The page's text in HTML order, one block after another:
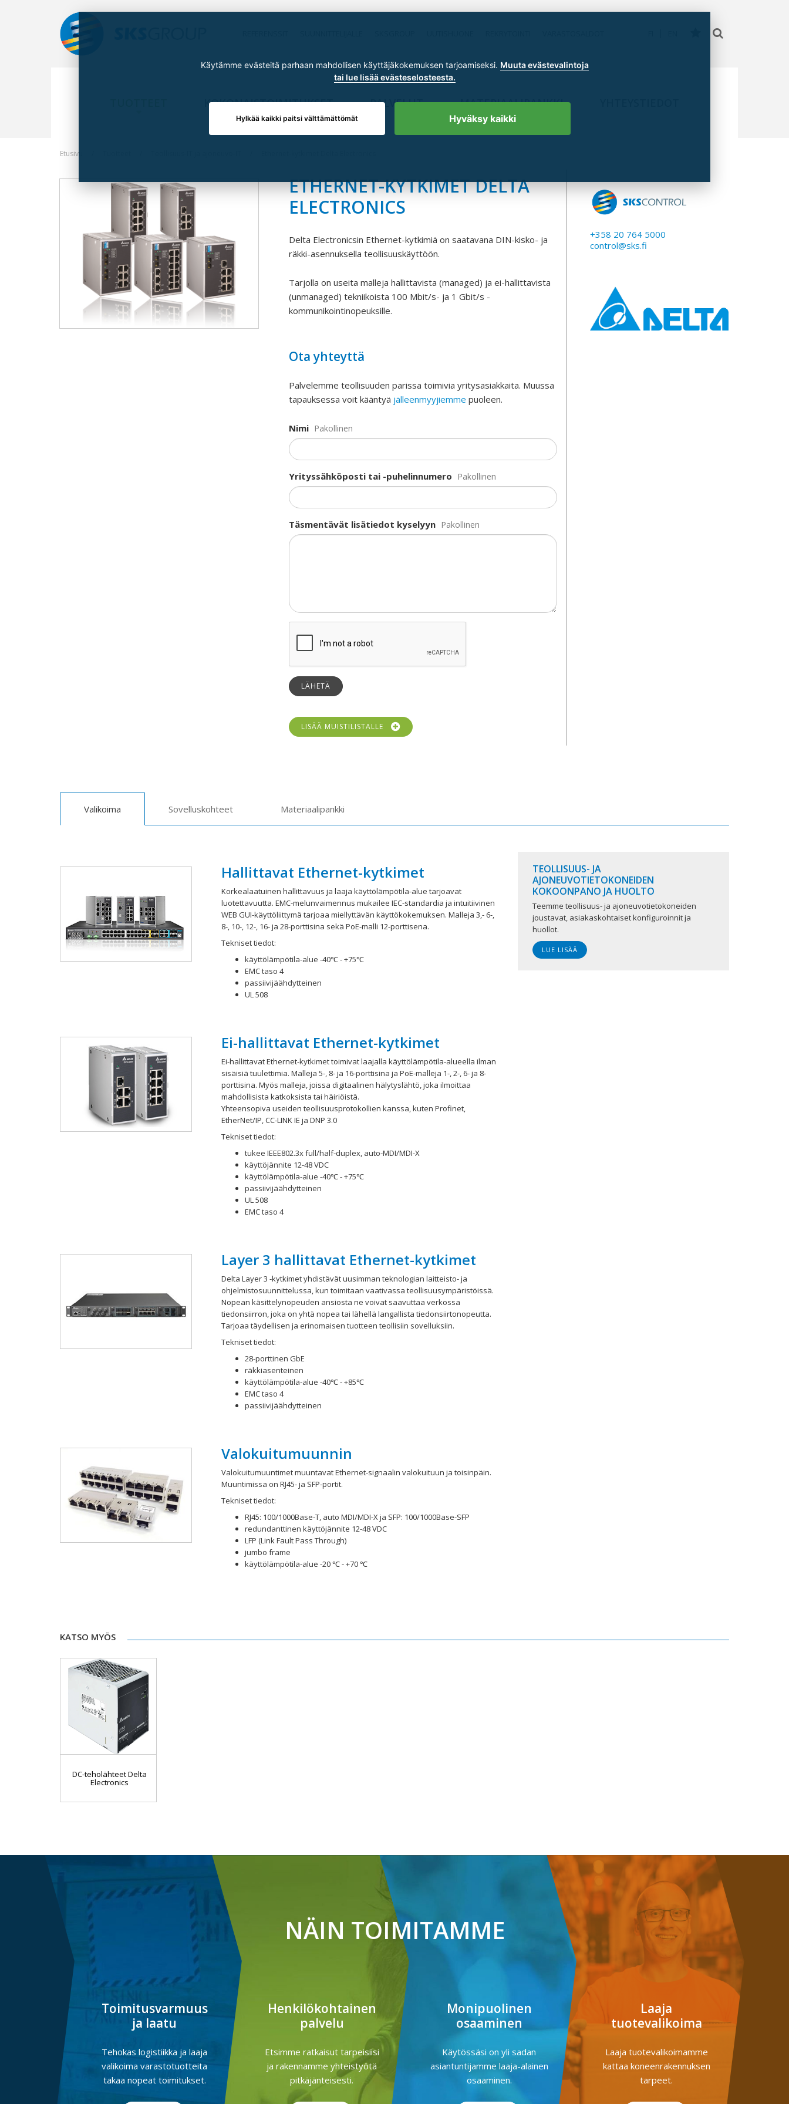
KOKONAISTOIMITUKSET PALVELUT MATERIAALIPANKKI
Etusivu
ETHERNET-KYTKIMET DELTA
ELECTRONICS
Delta Electronicsin Ethernet-kytkimiä on saatavana DIN-kisko- ja
räkki-asennuksella teollisuuskäyttöön.
Tarjolla on useita malleja hallittavista (managed) ja ei-hallittavista
(unmanaged) tekniikoista 100 Mbit/s- ja 1 Gbit/s -
kommunikointinopeuksille.
Ota yhteyttä
Palvelemme teollisuuden parissa toimivia yritysasiakkaita. Muussa
tapauksessa voit kääntyä jälleenmyyjiemme puoleen.
Nimi Pakollinen
Yrityssähköposti tai -puhelinnumero Pakollinen
Täsmentävät lisätiedot kyselyyn Pakollinen
LÄHETÄ
LISÄÄ MUISTILISTALLE
+358 20 764 5000
control@sks.fi
Valikoima Sovelluskohteet Materiaalipankki
Hallittavat Ethernet-kytkimet
Korkealaatuinen hallittavuus ja laaja käyttölämpötila-alue tarjoavat
luotettavuutta. EMC-melunvaimennus mukailee IEC-standardia ja intuitiivinen
WEB GUI-käyttöliittymä tarjoaa miellyttävän käyttökokemuksen. Malleja 3,- 6-,
8-, 10-, 12-, 16- ja 28-porttisina sekä PoE-malli 12-porttisena.
Tekniset tiedot:
käyttölämpötila-alue -40℃ - +75℃
EMC taso 4
passiivijäähdytteinen
UL 508
Ei-hallittavat Ethernet-kytkimet
Ei-hallittavat Ethernet-kytkimet toimivat laajalla käyttölämpötila-alueella ilman
sisäisiä tuulettimia. Malleja 5-, 8- ja 16-porttisina ja PoE-malleja 1-, 2-, 6- ja 8-
porttisina. Myös malleja, joissa digitaalinen hälytyslähtö, joka ilmoittaa
mahdollisista katkoksista tai häiriöistä.
Yhteensopiva useiden teollisuusprotokollien kanssa, kuten Profinet,
EtherNet/IP, CC-LINK IE ja DNP 3.0
Tekniset tiedot:
tukee IEEE802.3x full/half-duplex, auto-MDI/MDI-X
käyttöjännite 12-48 VDC
käyttölämpötila-alue -40℃ - +75℃
passiivijäähdytteinen
UL 508
EMC taso 4
Layer 3 hallittavat Ethernet-kytkimet
Delta Layer 3 -kytkimet yhdistävät uusimman teknologian laitteisto- ja
ohjelmistosuunnittelussa, kun toimitaan vaativassa teollisuusympäristöissä.
Nopean käsittelynopeuden ansiosta ne voivat saavuttaa verkossa
tiedonsiirron, joka on yhtä nopea tai lähellä langallista tiedonsiirtonopeutta.
Tarjoaa täydellisen ja erinomaisen tuotteen teollisiin sovelluksiin.
Tekniset tiedot:
28-porttinen GbE
räkkiasenteinen
käyttölämpötila-alue -40℃ - +85℃
EMC taso 4
passiivijäähdytteinen
Valokuitumuunnin
Valokuitumuuntimet muuntavat Ethernet-signaalin valokuituun ja toisinpäin.
Muuntimissa on RJ45- ja SFP-portit.
Tekniset tiedot:
RJ45: 100/1000Base-T, auto MDI/MDI-X ja SFP: 100/1000Base-SFP
redundanttinen käyttöjännite 12-48 VDC
LFP (Link Fault Pass Through)
jumbo frame
käyttölämpötila-alue -20 ℃ - +70 ℃
TEOLLISUUS- JA
AJONEUVOTIETOKONEIDEN
KOKOONPANO JA HUOLTO
Teemme teollisuus- ja ajoneuvotietokoneiden
joustavat, asiakaskohtaiset konfiguroinnit ja
huollot.
LUE LISÄÄ
KATSO MYÖS
DC-teholähteet Delta
Electronics
NÄIN TOIMITAMME
Toimitusvarmuus
ja laatu
Tehokas logistiikka ja laaja
valikoima varastotuotteita
takaa nopeat toimitukset.
Henkilökohtainen
palvelu
Etsimme ratkaisut tarpeisiisi
ja rakennamme yhteistyötä
pitkäjänteisesti.
Monipuolinen
osaaminen
Käytössäsi on yli sadan
asiantuntijamme laaja-alainen
osaaminen.
Laaja
tuotevalikoima
Laaja tuotevalikoimamme
kattaa koneenrakennuksen
tarpeet.
Käytämme evästeitä parhaan mahdollisen käyttäjäkokemuksen tarjoamiseksi. Muuta evästevalintoja
tai lue lisää evästeselosteesta.
Hyväksy kaikki
Hylkää kaikki paitsi välttämättömät